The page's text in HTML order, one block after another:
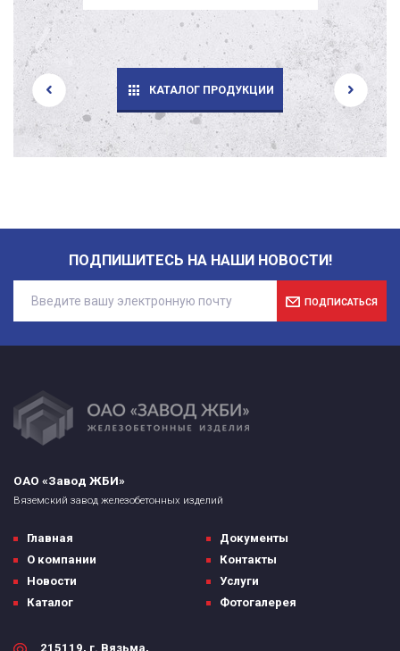
КАТАЛОГ ПРОДУКЦИИ
ПОДПИШИТЕСЬ НА НАШИ НОВОСТИ!
ПОДПИСАТЬСЯ
ОАО «Завод ЖБИ»
Вяземский завод железобетонных изделий
Главная
О компании
Новости
Каталог
Документы
Контакты
Услуги
Фотогалерея
215119, г. Вязьма,